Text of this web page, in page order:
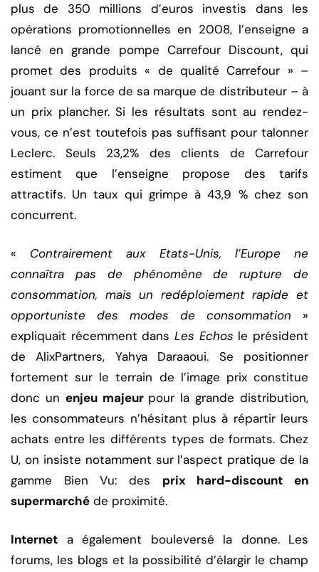
plus de 350 millions d’euros investis dans les
opérations promotionnelles en 2008, l’enseigne a
lancé en grande pompe Carrefour Discount, qui
promet des produits « de qualité Carrefour » –
jouant sur la force de sa marque de distributeur – à
un prix plancher. Si les résultats sont au rendez-
vous, ce n’est toutefois pas suffisant pour talonner
Leclerc. Seuls 23,2% des clients de Carrefour
estiment que l’enseigne propose des tarifs
attractifs. Un taux qui grimpe à 43,9 % chez son
concurrent.
« Contrairement aux Etats-Unis, l’Europe ne
connaîtra pas de phénomène de rupture de
consommation, mais un redéploiement rapide et
opportuniste des modes de ­consommation »
expliquait récemment dans Les Echos le président
de AlixPartners, Yahya Daraaoui. Se positionner
fortement sur le terrain de l’image prix constitue
donc un enjeu majeur pour la grande distribution,
les consommateurs n’hésitant plus à répartir leurs
achats entre les différents types de formats. Chez
U, on insiste notamment sur l’aspect pratique de la
gamme Bien Vu: des prix hard-discount en
supermarché de proximité.
Internet a également bouleversé la donne. Les
forums, les blogs et la possibilité d’élargir le champ